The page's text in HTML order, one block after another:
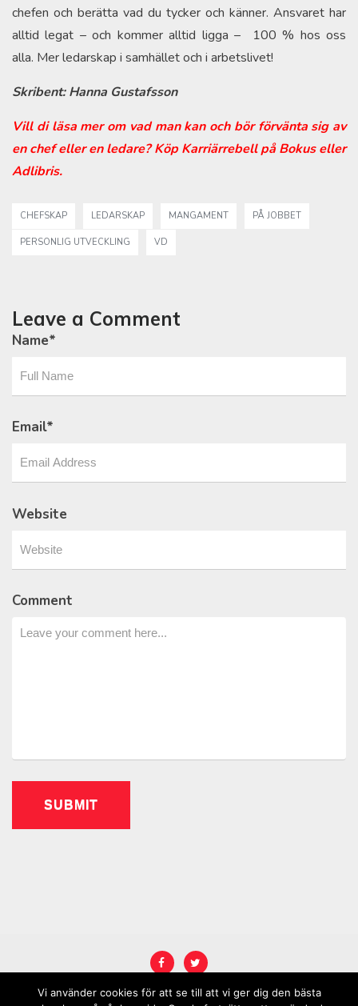
chefen och berätta vad du tycker och känner. Ansvaret har
alltid legat – och kommer alltid ligga – 100 % hos oss
alla. Mer ledarskap i samhället och i arbetslivet!
Skribent: Hanna Gustafsson
Vill di läsa mer om vad man kan och bör förvänta sig av
en chef eller en ledare? Köp Karriärrebell påBokuseller
Adlibris.
CHEFSKAP LEDARSKAP MANGAMENT PÅ JOBBET
PERSONLIG UTVECKLING VD
Leave a Comment
Name*
Email*
Website
Comment
COPYRIGHT © 2026 KARRIÄRREBELL.
Vi använder cookies för att se till att vi ger dig den bästa